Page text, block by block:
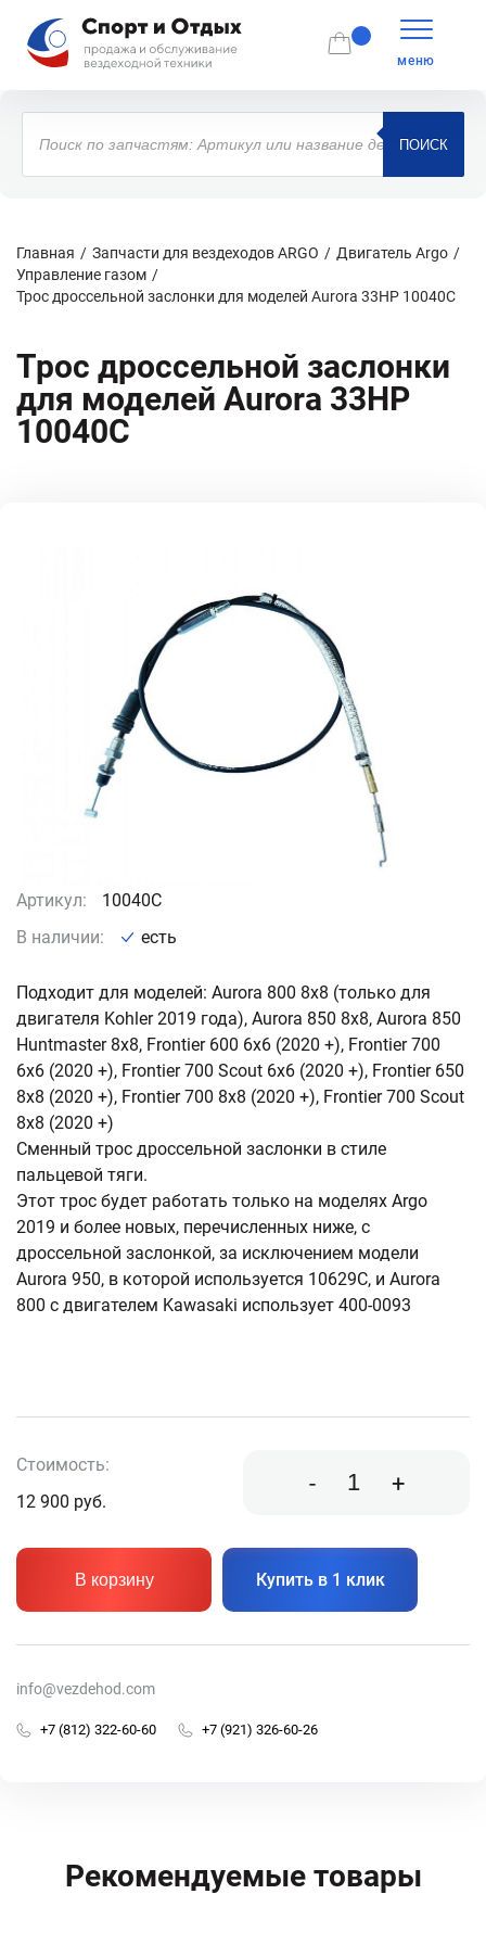
меню
Поиск
товаров
ПОИСК
Главная Запчасти для вездеходов ARGO
Двигатель Argo
Управление газом
Трос дроссельной заслонки для моделей Aurora 33HP 10040C
Трос дроссельной заслонки
для моделей Aurora 33HP
10040C
Артикул:
10040C
В наличии:
есть
Подходит для моделей: Aurora 800 8x8 (только для
двигателя Kohler 2019 года), Aurora 850 8x8, Aurora 850
Huntmaster 8x8, Frontier 600 6x6 (2020 +), Frontier 700
6x6 (2020 +), Frontier 700 Scout 6x6 (2020 +), Frontier 650
8x8 (2020 +), Frontier 700 8x8 (2020 +), Frontier 700 Scout
8x8 (2020 +)
Сменный трос дроссельной заслонки в стиле
пальцевой тяги.
Этот трос будет работать только на моделях Argo
2019 и более новых, перечисленных ниже, с
дроссельной заслонкой, за исключением модели
Aurora 950, в которой используется 10629C, и Aurora
800 с двигателем Kawasaki использует 400-0093
Стоимость:
12 900 руб.
- +
В корзину Купить в 1 клик
info@vezdehod.com
+7 (812) 322-60-60 +7 (921) 326-60-26
Рекомендуемые товары